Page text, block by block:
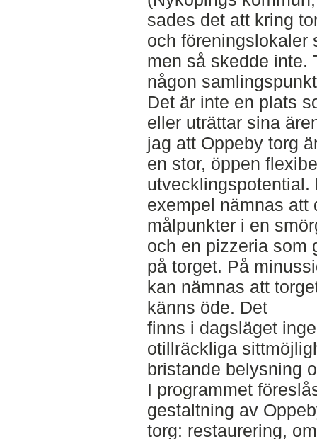
sades det att kring
och föreningslokaler
men så skedde inte.
någon
Det är inte en plats
eller uträttar sina
jag att Oppeby torg
en stor, öppen
exempel nämnas att
målpunkter i en
och en pizzeria som
på torget. På
kan nämnas att
känns öde. Det
finns i dagsläget
otillräckliga
bristande belysning
I programmet
gestaltning av
torg: restaurering,